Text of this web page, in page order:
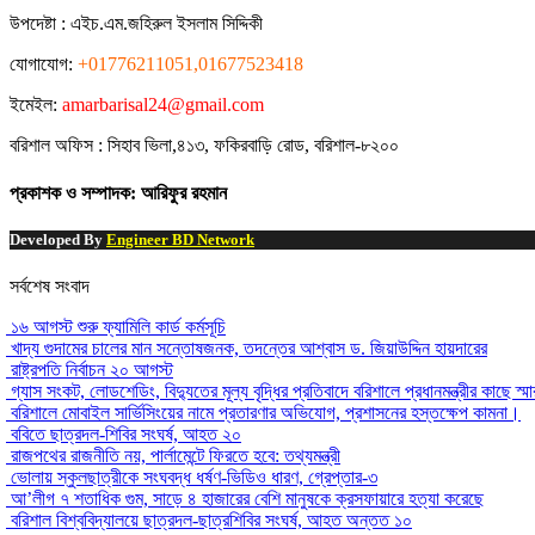
উপদেষ্টা : এইচ.এম.জহিরুল ইসলাম সিদ্দিকী
যোগাযোগ: +01776211051,01677523418
ইমেইল: amarbarisal24@gmail.com
বরিশাল অফিস : সিহাব ভিলা,৪১৩, ফকিরবাড়ি রোড, বরিশাল-৮২০০
প্রকাশক ও সম্পাদক: আরিফুর রহমান
Developed By Engineer BD Network
সর্বশেষ সংবাদ
১৬ আগস্ট শুরু ফ্যামিলি কার্ড কর্মসূচি
খাদ্য গুদামের চালের মান সন্তোষজনক, তদন্তের আশ্বাস ড. জিয়াউদ্দিন হায়দারের
রাষ্ট্রপতি নির্বাচন ২০ আগস্ট
গ্যাস সংকট, লোডশেডিং, বিদ্যুতের মূল্য বৃদ্ধির প্রতিবাদে বরিশালে প্রধানমন্ত্রীর কাছে
বরিশালে মোবাইল সার্ভিসিংয়ের নামে প্রতারণার অভিযোগ, প্রশাসনের হস্তক্ষেপ কামনা।
ববিতে ছাত্রদল-শিবির সংঘর্ষ, আহত ২০
রাজপথের রাজনীতি নয়, পার্লামেন্টে ফিরতে হবে: তথ্যমন্ত্রী
ভোলায় স্কুলছাত্রীকে সংঘবদ্ধ ধর্ষণ-ভিডিও ধারণ, গ্রেপ্তার-৩
আ’লীগ ৭ শতাধিক গুম, সাড়ে ৪ হাজারের বেশি মানুষকে ক্রসফায়ারে হত্যা করেছে
বরিশাল বিশ্ববিদ্যালয়ে ছাত্রদল-ছাত্রশিবির সংঘর্ষ, আহত অন্তত ১০